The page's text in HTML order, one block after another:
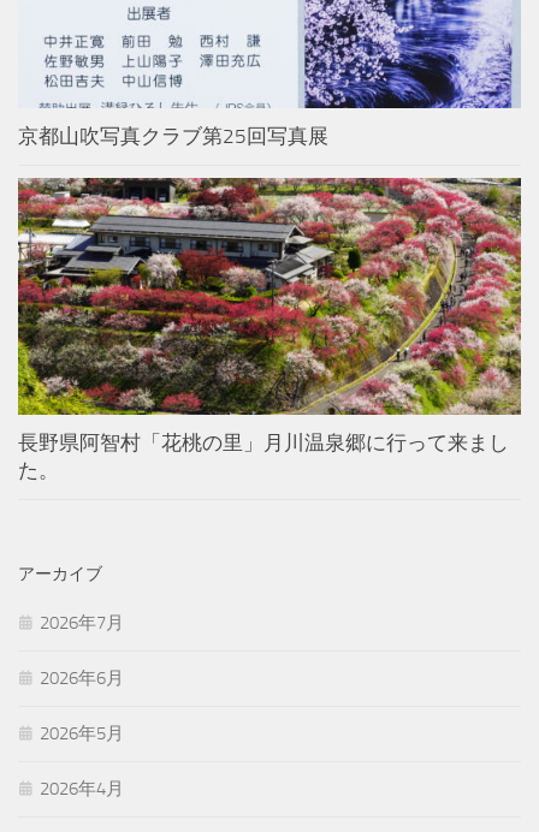
京都山吹写真クラブ第25回写真展
長野県阿智村「花桃の里」月川温泉郷に行って来まし
た。
アーカイブ
2026年7月
2026年6月
2026年5月
2026年4月